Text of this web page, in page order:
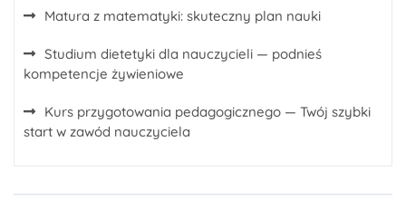
Matura z matematyki: skuteczny plan nauki
Studium dietetyki dla nauczycieli — podnieś
kompetencje żywieniowe
Kurs przygotowania pedagogicznego — Twój szybki
start w zawód nauczyciela